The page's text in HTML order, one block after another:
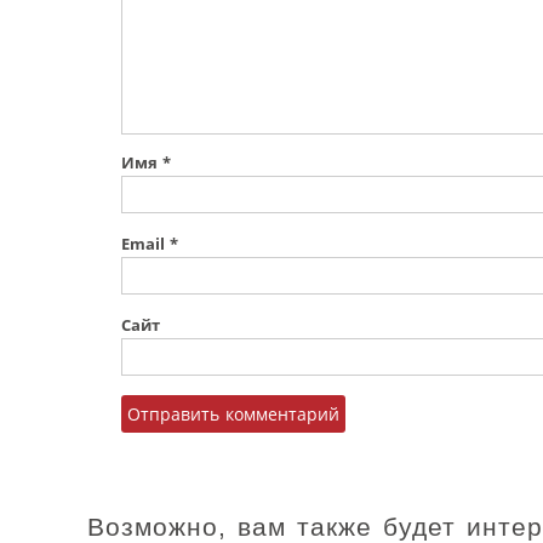
Имя *
Email *
Сайт
Возможно, вам также будет